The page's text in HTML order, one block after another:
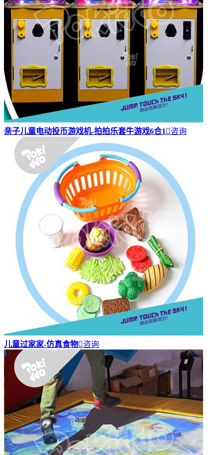
亲子儿童电动投币游戏机-拍拍乐套牛游戏6合1 咨询
儿童过家家-仿真食物咨询